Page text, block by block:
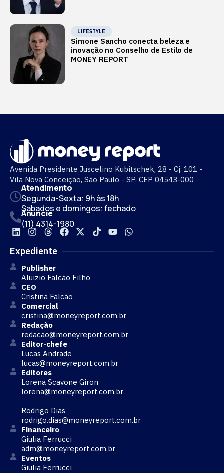
LIFESTYLE
Simone Sancho conecta beleza e
inovação no Conselho de Estilo de
MONEY REPORT
Avenida Presidente Juscelino Kubitschek, 28 - Cj. 101 -
Vila Nova Conceição, São Paulo - SP, CEP 04543-000
Atendimento
Segunda-Sexta: 9h às 18h
Sábados e domingos: fechado
Anuncie
(11) 4314-1980
Expediente
Publisher
Aluizio Falcão Filho
CEO
Cristina Falcão
Comercial
cristina@moneyreport.com.br
Redação
redacao@moneyreport.com.br
Editor-chefe
Lucas Andrade
lucas@moneyreport.com.br
Editores
Lorena Scavone Giron
lorena@moneyreport.com.br
Rodrigo Dias
rodrigo.dias@moneyreport.com.br
Financeiro
Giulia Ferrucci
adm@moneyreport.com.br
Eventos
Giulia Ferrucci